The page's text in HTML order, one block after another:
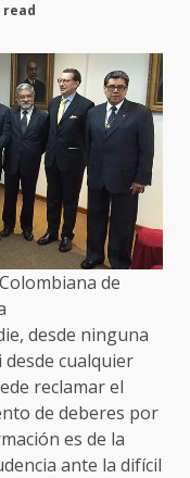
read
de
desde ninguna
cualquier
reclamar el
de deberes por
es de la
ante la difícil